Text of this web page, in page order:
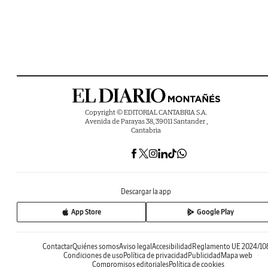
Copyright © EDITORIAL CANTABRIA S.A.
Avenida de Parayas 38, 39011 Santander ,
Cantabria
Descargar la app
App Store Google Play
ContactarQuiénes somosAviso legalAccesibilidadReglamento UE 2024/
Condiciones de usoPolítica de privacidadPublicidadMapa web
Compromisos editorialesPolítica de cookies